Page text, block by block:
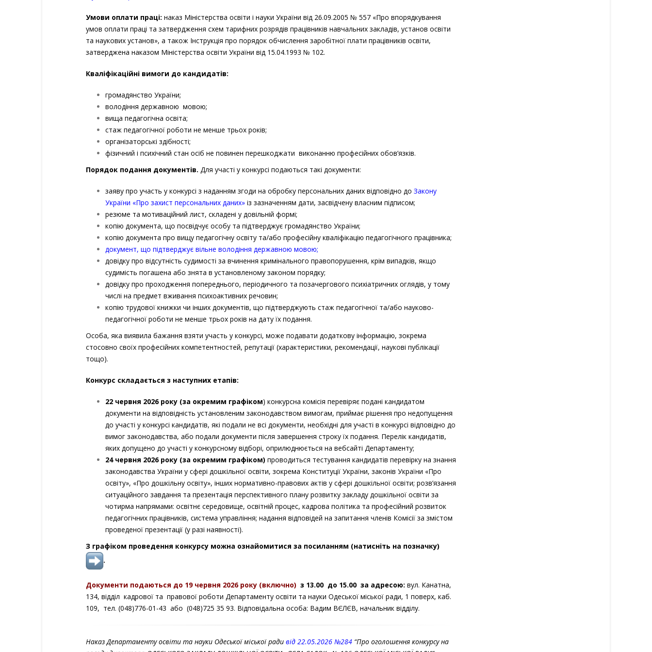
Умови оплати праці: наказ Міністерства освіти і науки України від 26.09.2005 № 557 «Про впорядкування
умов оплати праці та затвердження схем тарифних розрядів працівників навчальних закладів, установ освіти
та наукових установ», а також Інструкція про порядок обчислення заробітної плати працівників освіти,
затверджена наказом Міністерства освіти України від 15.04.1993 № 102.
Кваліфікаційні вимоги до кандидатів:
громадянство України;
володіння державною мовою;
вища педагогічна освіта;
стаж педагогічної роботи не менше трьох років;
організаторські здібності;
фізичний і психічний стан осіб не повинен перешкоджати виконанню професійних обов’язків.
Порядок подання документів. Для участі у конкурсі подаються такі документи:
заяву про участь у конкурсі з наданням згоди на обробку персональних даних відповідно до Закону
України «Про захист персональних даних» із зазначенням дати, засвідчену власним підписом;
резюме та мотиваційний лист, складені у довільній формі;
копію документа, що посвідчує особу та підтверджує громадянство України;
копію документа про вищу педагогічну освіту та/або професійну кваліфікацію педагогічного працівника;
документ, що підтверджує вільне володіння державною мовою;
довідку про відсутність судимості за вчинення кримінального правопорушення, крім випадків, якщо
судимість погашена або знята в установленому законом порядку;
довідку про проходження попереднього, періодичного та позачергового психіатричних оглядів, у тому
числі на предмет вживання психоактивних речовин;
копію трудової книжки чи інших документів, що підтверджують стаж педагогічної та/або науково-
педагогічної роботи не менше трьох років на дату їх подання.
Особа, яка виявила бажання взяти участь у конкурсі, може подавати додаткову інформацію, зокрема
стосовно своїх професійних компетентностей, репутації (характеристики, рекомендації, наукові публікації
тощо).
Конкурс складається з наступних етапів:
22 червня 2026року (за окремим графіком) конкурсна комісія перевіряє подані кандидатом
документи на відповідність установленим законодавством вимогам, приймає рішення про недопущення
до участі у конкурсі кандидатів, які подали не всі документи, необхідні для участі в конкурсі відповідно до
вимог законодавства, або подали документи після завершення строку їх подання. Перелік кандидатів,
яких допущено до участі у конкурсному відборі, оприлюднюється на вебсайті Департаменту;
24 червня 2026року (за окремим графіком) проводиться тестування кандидатів перевірку на знання
законодавства України у сфері дошкільної освіти, зокрема Конституції України, законів України «Про
освіту», «Про дошкільну освіту», інших нормативно-правових актів у сфері дошкільної освіти; розв’язання
ситуаційного завдання та презентація перспективного плану розвитку закладу дошкільної освіти за
чотирма напрямами: освітнє середовище, освітній процес, кадрова політика та професійний розвиток
педагогічних працівників, система управління; надання відповідей на запитання членів Комісії за змістом
проведеної презентації (у разі наявності).
З графіком проведення конкурсу можна ознайомитися за посиланням (натисніть на позначку)
.
Документи подаються до 19 червня 2026 року (включно) з 13.00 до 15.00 за адресою: вул. Канатна,
134, відділ кадрової та правової роботи Департаменту освіти та науки Одеської міської ради, 1 поверх, каб.
109, тел. (048)776-01-43 або (048)725 35 93. Відповідальна особа: Вадим ВЄЛЄВ, начальник відділу.
Наказ Департаменту освіти та науки Одеської міської ради від 22.05.2026 №284 “Про оголошення конкурсу на